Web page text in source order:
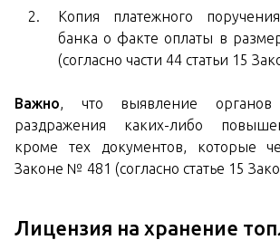
Копия платежного
банка о факте оплаты в
(согласно части 44 статьи 15
Важно, что выявление
раздражения каких-либо
кроме тех документов, которые
Законе № 481 (согласно статье 15
Лицензия на хранение